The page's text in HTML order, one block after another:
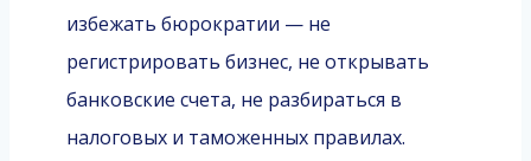
избежать бюрократии — не
регистрировать бизнес, не открывать
банковские счета, не разбираться в
налоговых и таможенных правилах.